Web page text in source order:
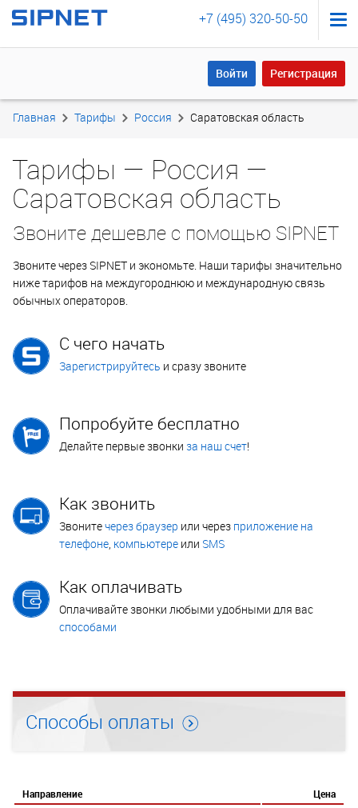
+7 (495) 320-50-50
Войти Регистрация
Войти Регистрация
Главная Тарифы Россия Саратовская область
Тарифы — Россия —
Саратовская область
Звоните дешевле с помощью SIPNET
Звоните через SIPNET и экономьте. Наши тарифы значительно
ниже тарифов на междугороднюю и международную связь
обычных операторов.
С чего начать
Зарегистрируйтесь и сразу звоните
Попробуйте бесплатно
Делайте первые звонки за наш счет!
Как звонить
Звонитечерез браузер или через приложение на
телефоне компьютере или SMS
Как оплачивать
Оплачивайте звонки любыми удобными для вас
способами
Способы оплаты
Направление
Цена